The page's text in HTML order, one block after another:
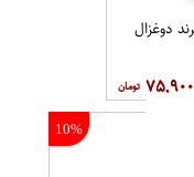
۷۵,۹۰۰
10%